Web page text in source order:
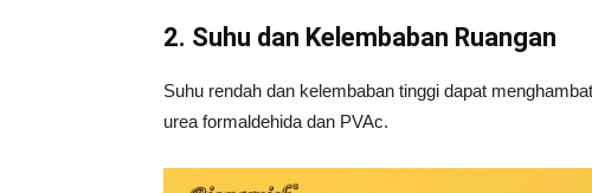
2. Suhu dan Kelembaban Ruangan
Suhu rendah dan kelembaban tinggi dapat
urea formaldehida dan PVAc.